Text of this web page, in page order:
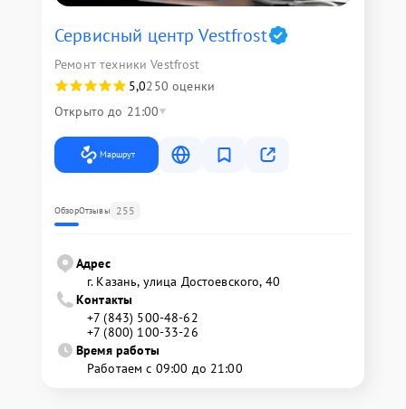
Сервисный центр Vestfrost
Ремонт техники Vestfrost
5,0250 оценки
Открыто до 21:00
Маршрут
ОбзорОтзывы 255
Адрес
г. Казань, улица Достоевского, 40
Контакты
+7 (843) 500-48-62
+7 (800) 100-33-26
Время работы
Работаем с 09:00 до 21:00